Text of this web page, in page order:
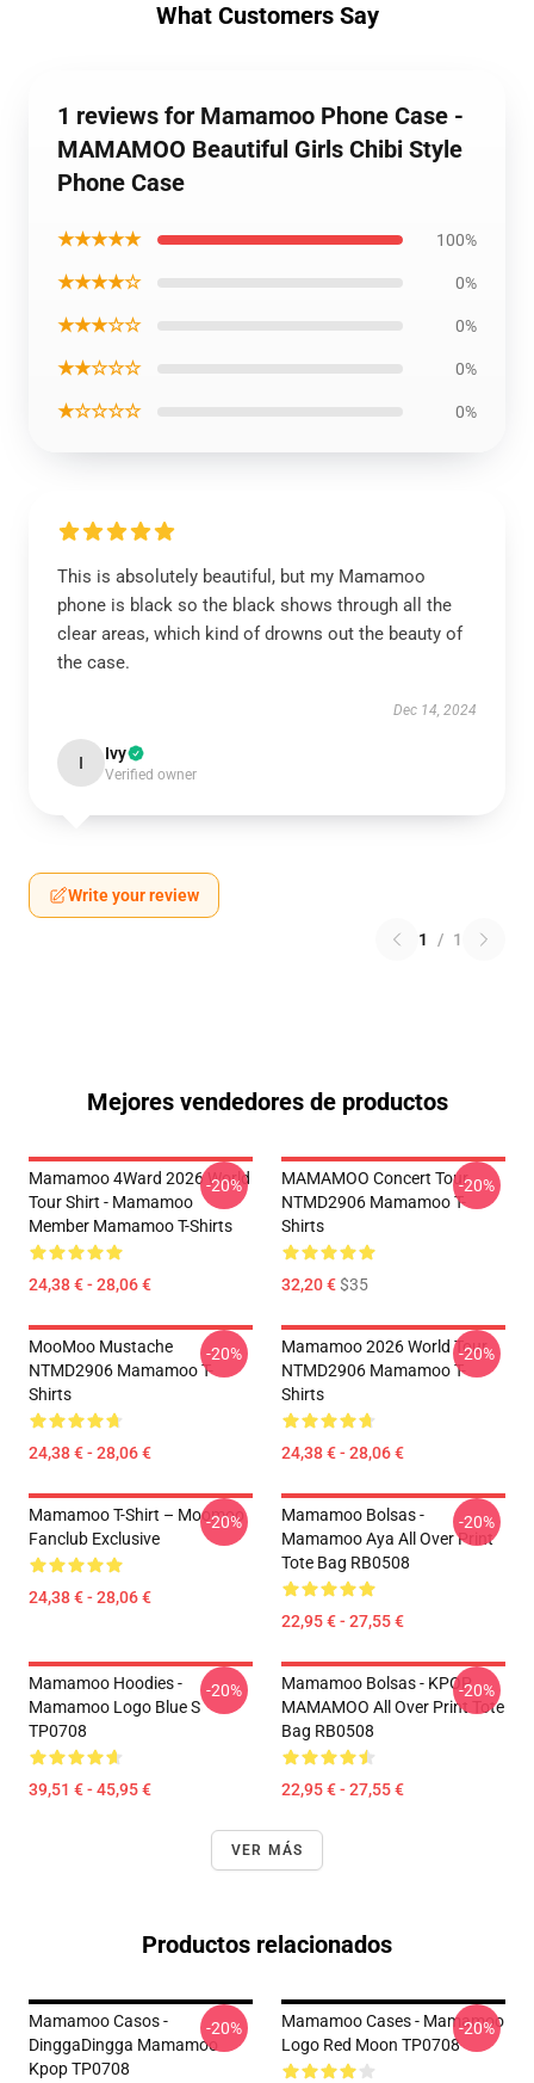
What Customers Say
1 reviews for Mamamoo Phone Case -
MAMAMOO Beautiful Girls Chibi Style
Phone Case
★★★★★ 100%
★★★★☆ 0%
★★★☆☆ 0%
★★☆☆☆ 0%
★☆☆☆☆ 0%
This is absolutely beautiful, but my Mamamoo
phone is black so the black shows through all the
clear areas, which kind of drowns out the beauty of
the case.
Dec 14, 2024
I Ivy
Verified owner
Write your review
1 / 1
Mejores vendedores de productos
Mamamoo 4Ward 2026 World
Tour Shirt - Mamamoo
Member Mamamoo T-Shirts
24,38 € - 28,06 €
-20%
MAMAMOO Concert Tour
NTMD2906 Mamamoo T-
Shirts
32,20 €$35
-20%
MooMoo Mustache
NTMD2906 Mamamoo T-
Shirts
24,38 € - 28,06 €
-20%
Mamamoo 2026 World Tour
NTMD2906 Mamamoo T-
Shirts
24,38 € - 28,06 €
-20%
Mamamoo T-Shirt – Moomoo
Fanclub Exclusive
24,38 € - 28,06 €
-20%
Mamamoo Bolsas -
Mamamoo Aya All Over Print
Tote Bag RB0508
22,95 € - 27,55 €
-20%
Mamamoo Hoodies -
Mamamoo Logo Blue S
TP0708
39,51 € - 45,95 €
-20%
Mamamoo Bolsas - KPOP
MAMAMOO All Over Print Tote
Bag RB0508
22,95 € - 27,55 €
-20%
VER MÁS
Productos relacionados
Mamamoo Casos -
DinggaDingga Mamamoo
Kpop TP0708
-20%
Mamamoo Cases - Mamamoo
Logo Red Moon TP0708
-20%